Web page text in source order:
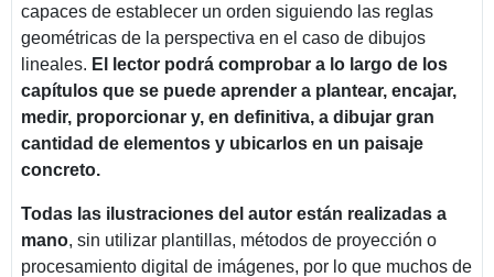
capaces de establecer un orden siguiendo las reglas
geométricas de la perspectiva en el caso de dibujos
lineales. El lector podrá comprobar a lo largo de los
capítulos que se puede aprender a plantear, encajar,
medir, proporcionar y, en definitiva, a dibujar gran
cantidad de elementos y ubicarlos en un paisaje
concreto.
Todas las ilustraciones del autor están realizadas a
mano, sin utilizar plantillas, métodos de proyección o
procesamiento digital de imágenes, por lo que muchos de